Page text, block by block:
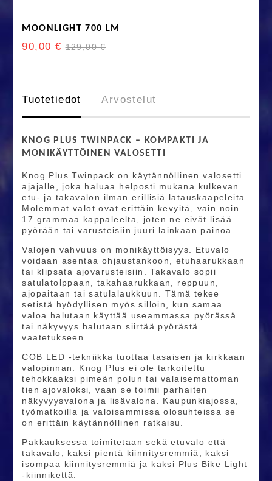
MOONLIGHT 700 LM
90,00 € 129,00 €
Tuotetiedot Arvostelut
KNOG PLUS TWINPACK – KOMPAKTI JA
MONIKÄYTTÖINEN VALOSETTI
Knog Plus Twinpack on käytännöllinen valosetti
ajajalle, joka haluaa helposti mukana kulkevan
etu- ja takavalon ilman erillisiä latauskaapeleita.
Molemmat valot ovat erittäin kevyitä, vain noin
17 grammaa kappaleelta, joten ne eivät lisää
pyörään tai varusteisiin juuri lainkaan painoa.
Valojen vahvuus on monikäyttöisyys. Etuvalo
voidaan asentaa ohjaustankoon, etuhaarukkaan
tai klipsata ajovarusteisiin. Takavalo sopii
satulatolppaan, takahaarukkaan, reppuun,
ajopaitaan tai satulalaukkuun. Tämä tekee
setistä hyödyllisen myös silloin, kun samaa
valoa halutaan käyttää useammassa pyörässä
tai näkyvyys halutaan siirtää pyörästä
vaatetukseen.
COB LED -tekniikka tuottaa tasaisen ja kirkkaan
valopinnan. Knog Plus ei ole tarkoitettu
tehokkaaksi pimeän polun tai valaisemattoman
tien ajovaloksi, vaan se toimii parhaiten
näkyvyysvalona ja lisävalona. Kaupunkiajossa,
työmatkoilla ja valoisammissa olosuhteissa se
on erittäin käytännöllinen ratkaisu.
Pakkauksessa toimitetaan sekä etuvalo että
takavalo, kaksi pientä kiinnitysremmiä, kaksi
isompaa kiinnitysremmiä ja kaksi Plus Bike Light
-kiinnikettä.